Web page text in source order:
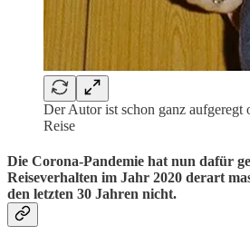
Der Autor ist schon ganz aufgeregt
Reise
Die Corona-Pandemie hat nun dafür
Reiseverhalten im Jahr 2020 derart
den letzten 30 Jahren nicht.